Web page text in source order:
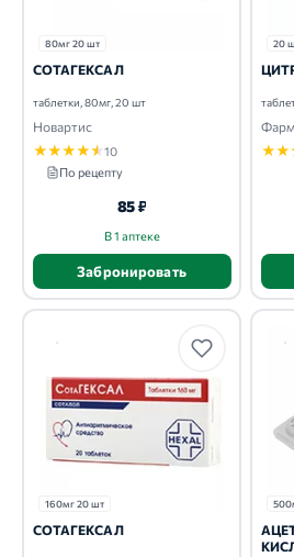
80мг 20 шт
СОТАГЕКСАЛ
таблетки, 80мг, 20 шт
Новартис
★★★★★10
По рецепту
85 ₽
В 1 аптеке
Забронировать
20
★★
160мг 20 шт
СОТАГЕКСАЛ